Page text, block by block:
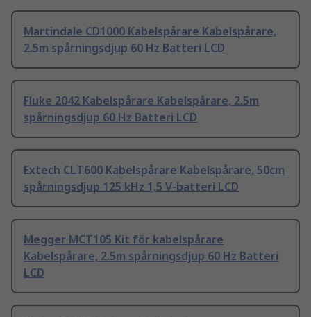
Martindale CD1000 Kabelspårare Kabelspårare,
2.5m spårningsdjup 60 Hz Batteri LCD
Fluke 2042 Kabelspårare Kabelspårare, 2.5m
spårningsdjup 60 Hz Batteri LCD
Extech CLT600 Kabelspårare Kabelspårare, 50cm
spårningsdjup 125 kHz 1,5 V-batteri LCD
Megger MCT105 Kit för kabelspårare
Kabelspårare, 2.5m spårningsdjup 60 Hz Batteri
LCD